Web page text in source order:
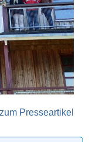
zum Presseartikel